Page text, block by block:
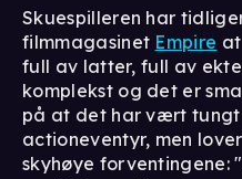
Skuespilleren har
filmmagasinet Empire
full av latter, full av
komplekst og det er
på at det har vært tungt
actioneventyr, men
skyhøye forventingene: